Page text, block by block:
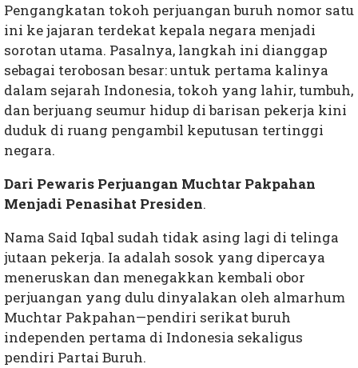
Pengangkatan tokoh perjuangan buruh nomor satu
ini ke jajaran terdekat kepala negara menjadi
sorotan utama. Pasalnya, langkah ini dianggap
sebagai terobosan besar: untuk pertama kalinya
dalam sejarah Indonesia, tokoh yang lahir, tumbuh,
dan berjuang seumur hidup di barisan pekerja kini
duduk di ruang pengambil keputusan tertinggi
negara.
Dari Pewaris Perjuangan Muchtar Pakpahan
Menjadi Penasihat Presiden.
Nama Said Iqbal sudah tidak asing lagi di telinga
jutaan pekerja. Ia adalah sosok yang dipercaya
meneruskan dan menegakkan kembali obor
perjuangan yang dulu dinyalakan oleh almarhum
Muchtar Pakpahan—pendiri serikat buruh
independen pertama di Indonesia sekaligus
pendiri Partai Buruh.